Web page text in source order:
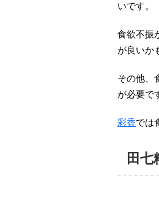
いです。
食欲不振
が良いか
その他、
が必要で
彩香では
田